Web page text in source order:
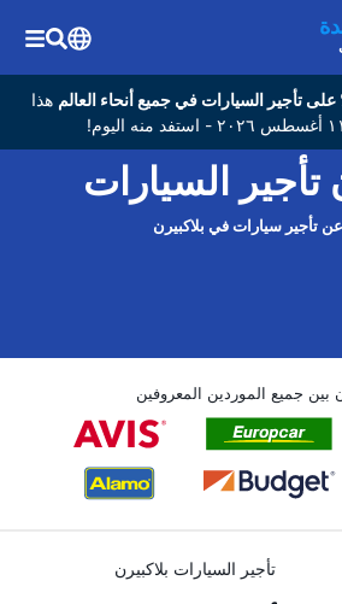
هذا
تأجير السيارات
تأجير سيارات في بلاكبيرن
بين جميع الموردين المعروفين
تأجير السيارات بلاكبيرن